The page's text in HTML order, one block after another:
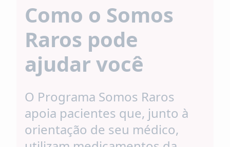
Como o Somos
Raros pode
ajudar você
O Programa Somos Raros
apoia pacientes que, junto à
orientação de seu médico,